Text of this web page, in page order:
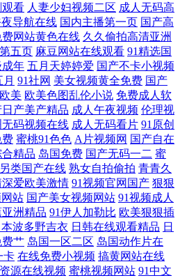
伊人射欧色色 久操精品视频在线播放 中
在线 久久艹网网啊 91处女视频在线观看
91V小视频 成人福利网站 欧美成人黄色网
午夜福利网 欧美老女人 一区二区三区国产
拍国厂 91情趣电影 韩日色情 草莓丝瓜站
人区 97超碰人人妻 欧美久久黄 午夜韩国
一二三区啪啪 日韩情色福利导航 91导航
基地 肏屄影院 久久婷婷美女一区 亚州不
看 人妻少妇视频二区 成人无码高
导航在线 国内主播第一页 国产高
费网站黄色在线 久久偷拍高清亚洲
五页 麻豆网站在线观看 91精选国
年 五月天婷婷爱 国产不卡小视频
91社网 美女视频黄全免费 国产
美 欧美色图乱伦小说 免费成人软
日产美产精品 成人午夜视频 伦理视
无码视频在线 成人无码看片 91原创
费 蜜桃91色色 A片视频网 国产自在
合精品 岛国免费 国产无码一二 蜜
另类国产在线 熟女自拍偷拍 青青久
爱欧美激情 91视频官网国产 狠狠
网站 国产美女视频网站 91视频成人
洲精品 91伊人加勒比 欧美狠狠插
本波多野吉衣 日韩在线观看精品 日
费艹 岛国一区二区 岛国动作片在
卡 在线免费小视频 搞黄网站在线
源在线视频 蜜桃视频网站 91中文